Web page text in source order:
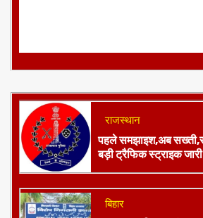
बड़ी ट्रैफिक स्ट्राइक जारी